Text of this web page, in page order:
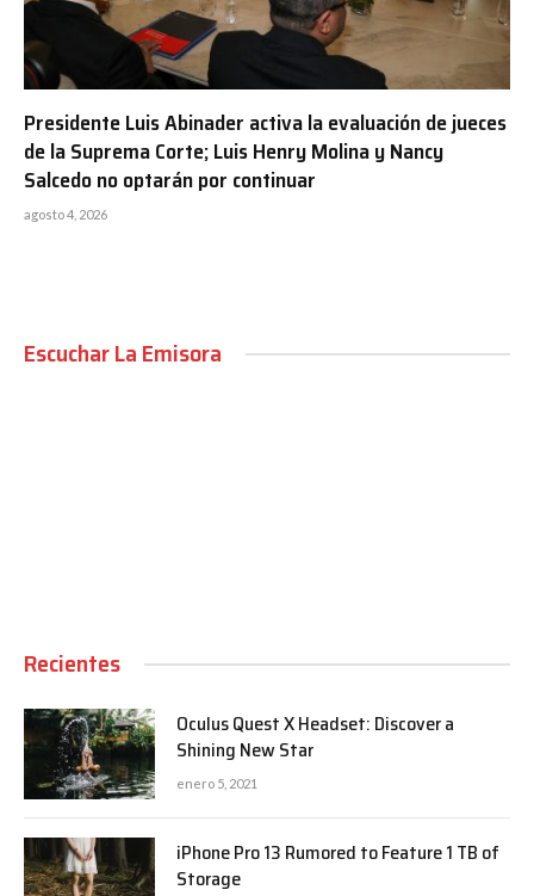
Presidente Luis Abinader activa la evaluación de jueces
de la Suprema Corte; Luis Henry Molina y Nancy
Salcedo no optarán por continuar
agosto 4, 2026
Escuchar La Emisora
Recientes
Oculus Quest X Headset: Discover a
Shining New Star
enero 5, 2021
iPhone Pro 13 Rumored to Feature 1 TB of
Storage